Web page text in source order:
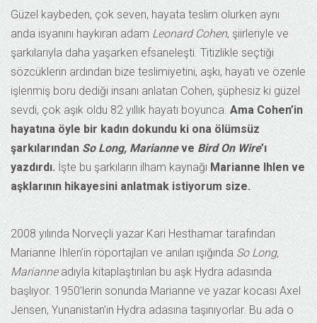
Güzel kaybeden, çok seven, hayata teslim olurken aynı
anda isyanını haykıran adam Leonard Cohen, şiirleriyle ve
şarkılarıyla daha yaşarken efsaneleşti. Titizlikle seçtiği
sözcüklerin ardından bize teslimiyetini, aşkı, hayatı ve özenle
işlenmiş boru dediği insanı anlatan Cohen, şüphesiz ki güzel
sevdi, çok aşık oldu 82 yıllık hayatı boyunca. Ama Cohen’in
hayatına öyle bir kadın dokundu ki ona ölümsüz
şarkılarından So Long, Marianneve Bird On Wire’ı
yazdırdı. İşte bu şarkıların ilham kaynağı Marianne Ihlen ve
aşklarının hikayesini anlatmak istiyorum size.
2008 yılında Norveçli yazar Kari Hesthamar tarafından
Marianne Ihlen’in röportajları ve anıları ışığında So Long,
Marianneadıyla kitaplaştırılan bu aşk Hydra adasında
başlıyor. 1950’lerin sonunda Marianne ve yazar kocası Axel
Jensen, Yunanistan’ın Hydra adasına taşınıyorlar. Bu ada o